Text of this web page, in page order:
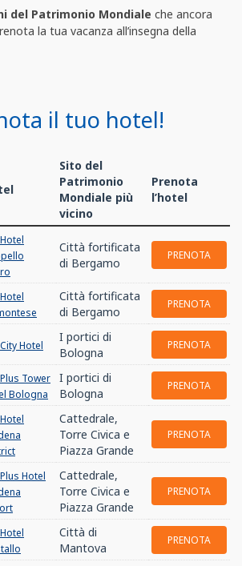
del Patrimonio Mondiale che ancora
la tua vacanza all’insegna della
il tuo hotel!
Sito del
Patrimonio
Mondiale più
vicino
Prenota
l’hotel
Città fortificata
di Bergamo
PRENOTA
Città fortificata
di Bergamo
PRENOTA
Hotel
I portici di
Bologna
PRENOTA
Tower
Bologna
I portici di
Bologna
PRENOTA
Cattedrale,
Torre Civica e
Piazza Grande
PRENOTA
Hotel
Cattedrale,
Torre Civica e
Piazza Grande
PRENOTA
Città di
Mantova
PRENOTA